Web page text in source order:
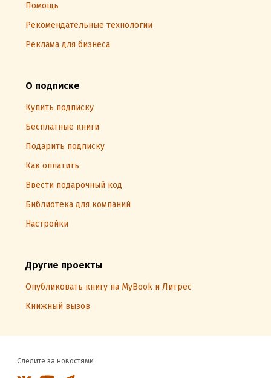
Помощь
Рекомендательные технологии
Реклама для бизнеса
О подписке
Купить подписку
Бесплатные книги
Подарить подписку
Как оплатить
Ввести подарочный код
Библиотека для компаний
Настройки
Другие проекты
Опубликовать книгу на MyBook и Литрес
Книжный вызов
Следите за новостями